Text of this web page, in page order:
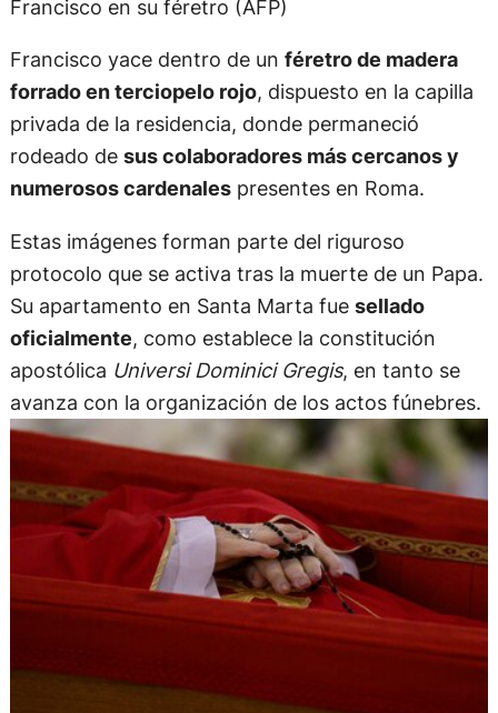
Francisco en su féretro (AFP)
Francisco yace dentro de un féretro de madera
forrado en terciopelo rojo, dispuesto en la capilla
privada de la residencia, donde permaneció
rodeado de sus colaboradores más cercanos y
numerosos cardenalespresentes en Roma.
Estas imágenes forman parte del riguroso
protocolo que se activa tras la muerte de un Papa.
Su apartamento en Santa Marta fue sellado
oficialmente, como establece la constitución
apostólica Universi Dominici Gregis, en tanto se
avanza con la organización de los actos fúnebres.